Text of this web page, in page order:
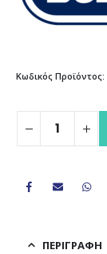
Κωδικός Προϊόντος:
ΠΕΡΙΓΡΑΦΉ